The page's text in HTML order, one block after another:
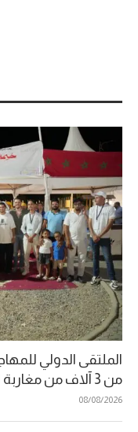
الملتقى الدولي
من 3 آلاف من مغاربة العالم
08/08/2026